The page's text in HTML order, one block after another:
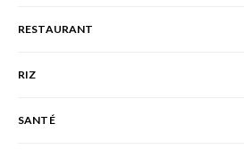
RESTAURANT
RIZ
SANTÉ